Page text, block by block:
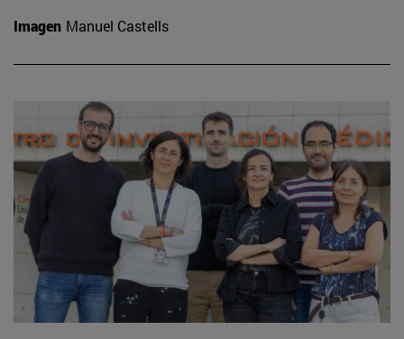
Imagen Manuel Castells